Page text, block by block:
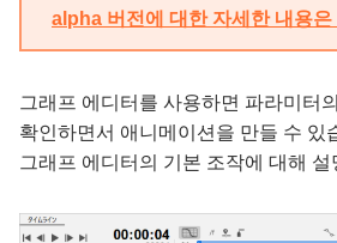
alpha 버전에 대한 자세한 내용은
그래프 에디터를 사용하면 파라미터
확인하면서 애니메이션을 만들 수 있
그래프 에디터의 기본 조작에 대해 설